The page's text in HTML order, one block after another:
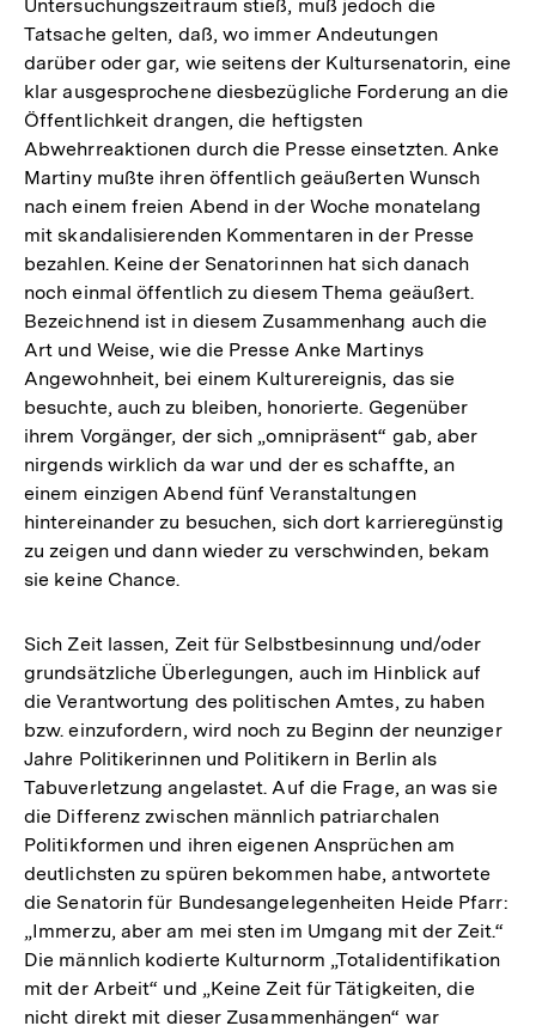
Untersuchungszeitraum stieß, muß jedoch die
Tatsache gelten, daß, wo immer Andeutungen
darüber oder gar, wie seitens der Kultursenatorin, eine
klar ausgesprochene diesbezügliche Forderung an die
Öffentlichkeit drangen, die heftigsten
Abwehrreaktionen durch die Presse einsetzten. Anke
Martiny mußte ihren öffentlich geäußerten Wunsch
nach einem freien Abend in der Woche monatelang
mit skandalisierenden Kommentaren in der Presse
bezahlen. Keine der Senatorinnen hat sich danach
noch einmal öffentlich zu diesem Thema geäußert.
Bezeichnend ist in diesem Zusammenhang auch die
Art und Weise, wie die Presse Anke Martinys
Angewohnheit, bei einem Kulturereignis, das sie
besuchte, auch zu bleiben, honorierte. Gegenüber
ihrem Vorgänger, der sich „omnipräsent“ gab, aber
nirgends wirklich da war und der es schaffte, an
einem einzigen Abend fünf Veranstaltungen
hintereinander zu besuchen, sich dort karrieregünstig
zu zeigen und dann wieder zu verschwinden, bekam
sie keine Chance.
Sich Zeit lassen, Zeit für Selbstbesinnung und/oder
grundsätzliche Überlegungen, auch im Hinblick auf
die Verantwortung des politischen Amtes, zu haben
bzw. einzufordern, wird noch zu Beginn der neunziger
Jahre Politikerinnen und Politikern in Berlin als
Tabuverletzung angelastet. Auf die Frage, an was sie
die Differenz zwischen männlich patriarchalen
Politikformen und ihren eigenen Ansprüchen am
deutlichsten zu spüren bekommen habe, antwortete
die Senatorin für Bundesangelegenheiten Heide Pfarr:
„Immerzu, aber am mei sten im Umgang mit der Zeit.“
Die männlich kodierte Kulturnorm „Totalidentifikation
mit der Arbeit“ und „Keine Zeit für Tätigkeiten, die
nicht direkt mit dieser Zusammenhängen“ war